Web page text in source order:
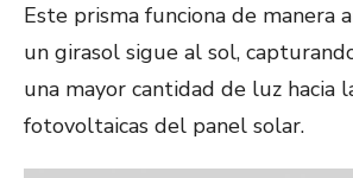
Este prisma funciona de manera
un girasol sigue al sol,
una mayor cantidad de luz hacia
fotovoltaicas del panel solar.